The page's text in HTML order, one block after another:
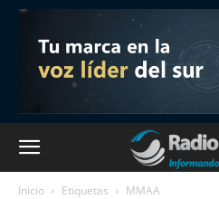
Inicio Etiquetas MMAA